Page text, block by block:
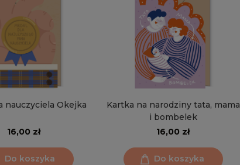
nauczyciela Okejka
16,00 zł
Do koszyka
Kartka na narodziny tata, mama
i bombelek
16,00 zł
Do koszyka